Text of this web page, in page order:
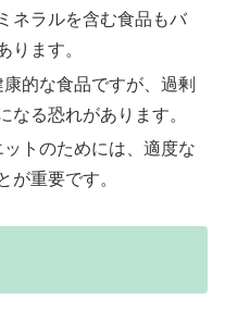
ネラルを含む食品もバ
ります。
的な食品ですが、過剰
なる恐れがあります。
トのためには、適度な
が重要です。